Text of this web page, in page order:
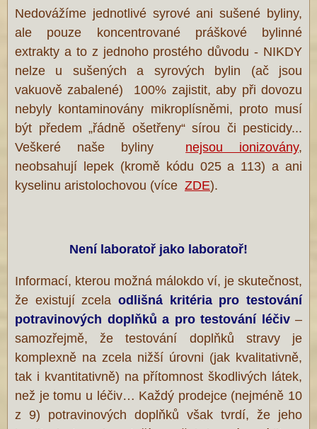
Nedovážíme jednotlivé syrové ani sušené byliny,
ale pouze koncentrované práškové bylinné
extrakty a to z jednoho prostého důvodu - NIKDY
nelze u sušených a syrových bylin (ač jsou
vakuově zabalené) 100% zajistit, aby při dovozu
nebyly kontaminovány mikroplísněmi, proto musí
být předem „řádně ošetřeny“ sírou či pesticidy...
Veškeré naše byliny nejsou ionizovány,
neobsahují lepek (kromě kódu 025 a 113) a ani
kyselinu aristolochovou (více ZDE).
Není laboratoř jako laboratoř!
Informací, kterou možná málokdo ví, je skutečnost,
že existují zcela odlišná kritéria pro testování
potravinových doplňků a pro testování
léčiv –
samozřejmě, že testování doplňků stravy je
komplexně na zcela nižší úrovni (jak kvalitativně,
tak i kvantitativně) na přítomnost škodlivých látek,
než je tomu u léčiv… Každý prodejce (nejméně 10
z 9) potravinových doplňků však tvrdí, že jeho